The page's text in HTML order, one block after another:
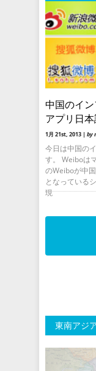
中国のイン
アプリ日
1月 21st, 2013 | by
今日は中国の
す。 Weiboは
のWeiboが中
となっている
現
東南アジ